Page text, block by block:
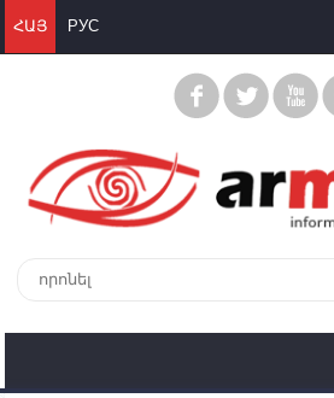
ՀԱՅ РУС